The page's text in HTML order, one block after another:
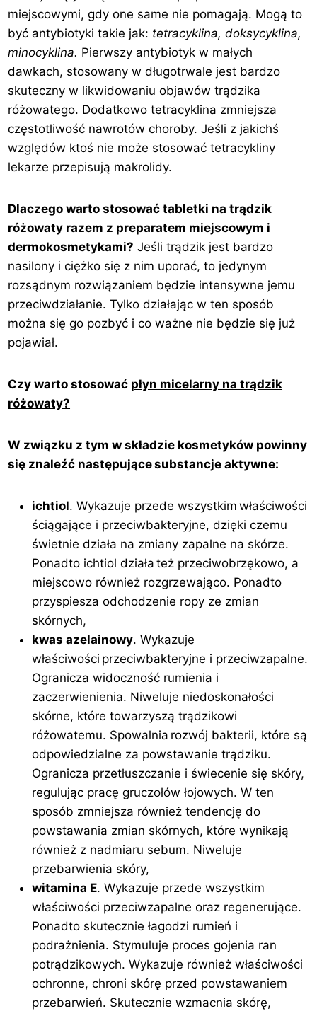
miejscowymi, gdy one same nie pomagają. Mogą to
być antybiotyki takie jak: tetracyklina, doksycyklina,
minocyklina. Pierwszy antybiotyk w małych
dawkach, stosowany w długotrwale jest bardzo
skuteczny w likwidowaniu objawów trądzika
różowatego. Dodatkowo tetracyklina zmniejsza
częstotliwość nawrotów choroby. Jeśli z jakichś
względów ktoś nie może stosować tetracykliny
lekarze przepisują makrolidy.
Dlaczego warto stosować tabletki na trądzik
różowaty razem z preparatem miejscowym i
dermokosmetykami? Jeśli trądzik jest bardzo
nasilony i ciężko się z nim uporać, to jedynym
rozsądnym rozwiązaniem będzie intensywne jemu
przeciwdziałanie. Tylko działając w ten sposób
można się go pozbyć i co ważne nie będzie się już
pojawiał.
Czy warto stosować płyn micelarny na trądzik
różowaty?
W związku z tym w składzie kosmetyków powinny
się znaleźć następujące substancje aktywne:
ichtiol. Wykazuje przede wszystkim właściwości
ściągające i przeciwbakteryjne, dzięki czemu
świetnie działa na zmiany zapalne na skórze.
Ponadto ichtiol działa też przeciwobrzękowo, a
miejscowo również rozgrzewająco. Ponadto
przyspiesza odchodzenie ropy ze zmian
skórnych,
kwas azelainowy. Wykazuje
właściwości przeciwbakteryjne i przeciwzapalne.
Ogranicza widoczność rumienia i
zaczerwienienia. Niweluje niedoskonałości
skórne, które towarzyszą trądzikowi
różowatemu. Spowalnia rozwój bakterii, które są
odpowiedzialne za powstawanie trądziku.
Ogranicza przetłuszczanie i świecenie się skóry,
regulując pracę gruczołów łojowych. W ten
sposób zmniejsza również tendencję do
powstawania zmian skórnych, które wynikają
również z nadmiaru sebum. Niweluje
przebarwienia skóry,
witamina E. Wykazuje przede wszystkim
właściwości przeciwzapalne oraz regenerujące.
Ponadto skutecznie łagodzi rumień i
podrażnienia. Stymuluje proces gojenia ran
potrądzikowych. Wykazuje również właściwości
ochronne, chroni skórę przed powstawaniem
przebarwień. Skutecznie wzmacnia skórę,